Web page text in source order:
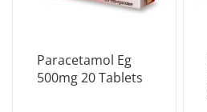
Paracetamol Eg
500mg 20 Tablets